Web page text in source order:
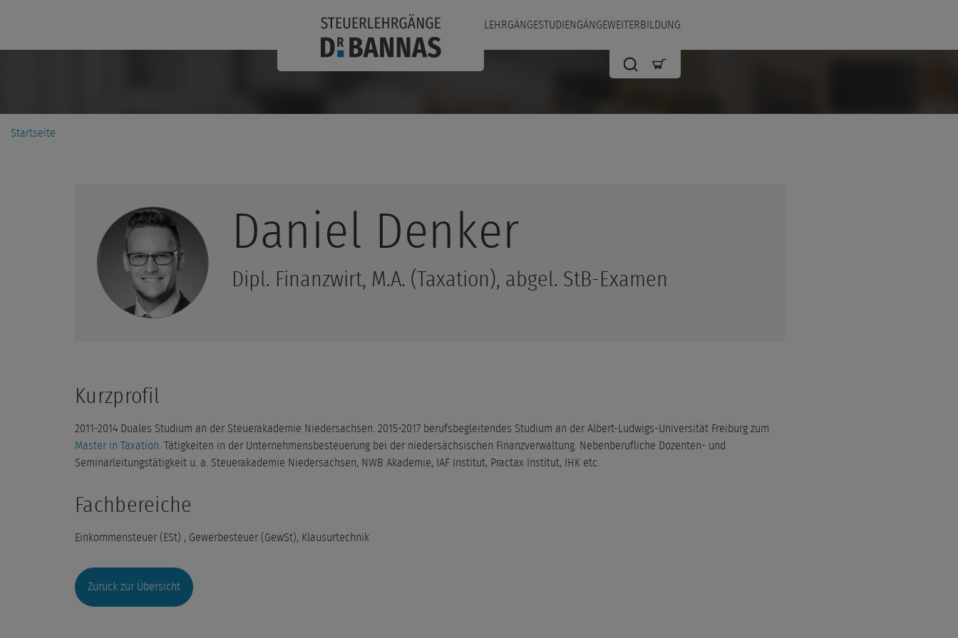
LEHRGÄNGESTUDIENGÄNGEWEITERBILDUNG
Startseite
Daniel Denker
Dipl. Finanzwirt, M.A. (Taxation), abgel. StB-Examen
Kurzprofil
2011-2014 Duales Studium an der Steuerakademie Niedersachsen. 2015-2017 berufsbegleitendes Studium an der Albert-Ludwigs-Universität Freiburg zum
Master in Taxation . Tätigkeiten in der Unternehmensbesteuerung bei der niedersächsischen Finanzverwaltung. Nebenberufliche Dozenten- und
Seminarleitungstätigkeit u. a. Steuerakademie Niedersachsen, NWB Akademie, IAF Institut, Practax Institut, IHK etc.
Fachbereiche
Einkommensteuer (ESt) , Gewerbesteuer (GewSt), Klausurtechnik
Zurück zur Übersicht